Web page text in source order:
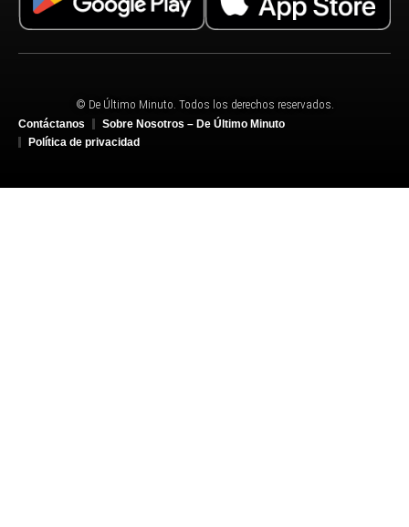
© De Último Minuto. Todos los derechos reservados.
Contáctanos
Sobre Nosotros – De Último Minuto
Política de privacidad